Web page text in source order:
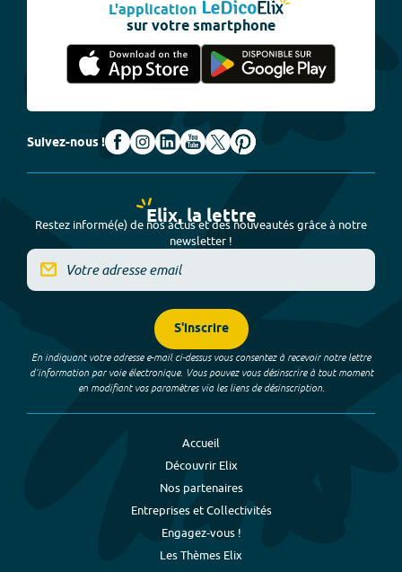
L'application
sur votre smartphone
Suivez-nous !
Elix, la lettre
Restez informé(e) de nos actus et des nouveautés grâce à notre
newsletter !
S'inscrire
En indiquant votre adresse e-mail ci-dessus vous consentez à recevoir notre lettre
d’information par voie électronique. Vous pouvez vous désinscrire à tout moment
en modifiant vos paramètres via les liens de désinscription.
Accueil
Découvrir Elix
Nos partenaires
Entreprises et Collectivités
Engagez-vous !
Les Thèmes Elix